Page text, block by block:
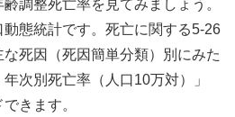
調整死亡率を見てみましょう。
態統計です。死亡に関する5-26
死因（死因簡単分類）別にみた
次別死亡率（人口10万対）」
きます。